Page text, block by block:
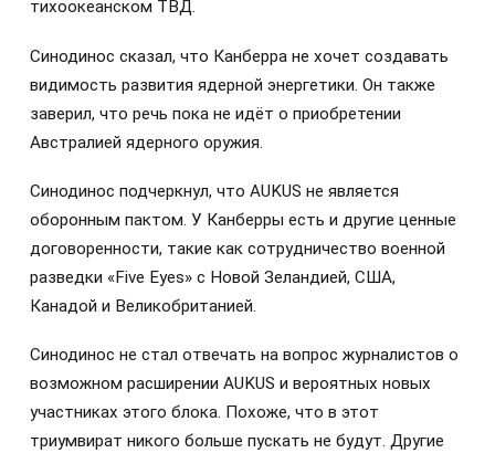
тихоокеанском ТВД.
Синодинос сказал, что Канберра не хочет создавать
видимость развития ядерной энергетики. Он также
заверил, что речь пока не идёт о приобретении
Австралией ядерного оружия.
Синодинос подчеркнул, что AUKUS не является
оборонным пактом. У Канберры есть и другие ценные
договоренности, такие как сотрудничество военной
разведки «Five Eyes» с Новой Зеландией, США,
Канадой и Великобританией.
Синодинос не стал отвечать на вопрос журналистов о
возможном расширении AUKUS и вероятных новых
участниках этого блока. Похоже, что в этот
триумвират никого больше пускать не будут. Другие